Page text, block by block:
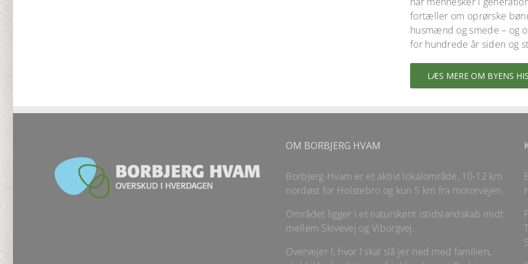
fortæller om oprørske
husmænd og smede – og
for hundrede år siden og
LÆS MERE OM BYENS
OM BORBJERG HVAM
Borbjerg-Hvam er et aktivt lokalområde, 10-12 km
nordøst for Holstebro og kun 5 km fra motorvejen.
Området ligger i et naturskønt istidslandskab midt
mellem Skivevej og Viborgvej.
Overvejer I, hvor I skal slå jer ned med familien,